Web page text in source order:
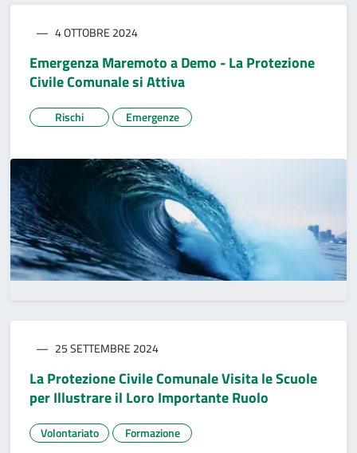
4 OTTOBRE 2024
Emergenza Maremoto a Demo - La Protezione
Civile Comunale si Attiva
Rischi Emergenze
25 SETTEMBRE 2024
La Protezione Civile Comunale Visita le Scuole
per Illustrare il Loro Importante Ruolo
Volontariato Formazione